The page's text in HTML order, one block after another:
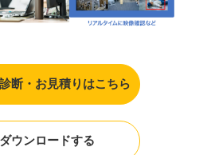
断・お見積りはこちら
ウンロードする